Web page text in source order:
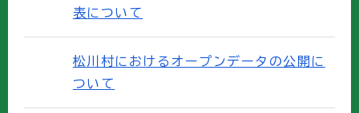
表について
松川村におけるオープンデータの公開に
ついて